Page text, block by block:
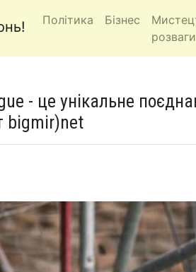
Політика Бізнес
розваги
- це унікальне
bigmir)net